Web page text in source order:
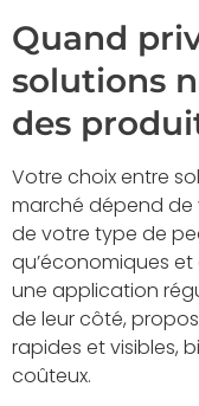
Quand
solutions
des
Votre choix entre
marché dépend de
de votre type de
qu’économiques
une application
de leur côté,
rapides et visibles,
coûteux.